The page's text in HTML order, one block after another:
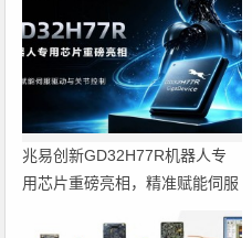
兆易创新GD32H77R机器人专
用芯片重磅亮相，精准赋能伺服